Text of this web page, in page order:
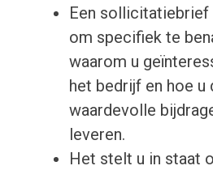
Een sollicitatiebrief
om specifiek te
waarom u
het bedrijf en hoe u
waardevolle
leveren.
Het stelt u in staat